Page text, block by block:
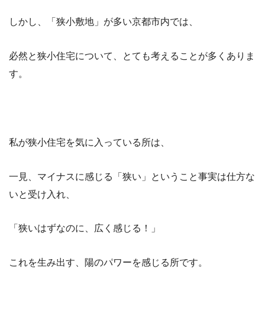
しかし、「狭小敷地」が多い京都市内では、
必然と狭小住宅について、とても考えることが多くありま
す。
私が狭小住宅を気に入っている所は、
一見、マイナスに感じる「狭い」ということ事実は仕方な
いと受け入れ、
「狭いはずなのに、広く感じる！」
これを生み出す、陽のパワーを感じる所です。